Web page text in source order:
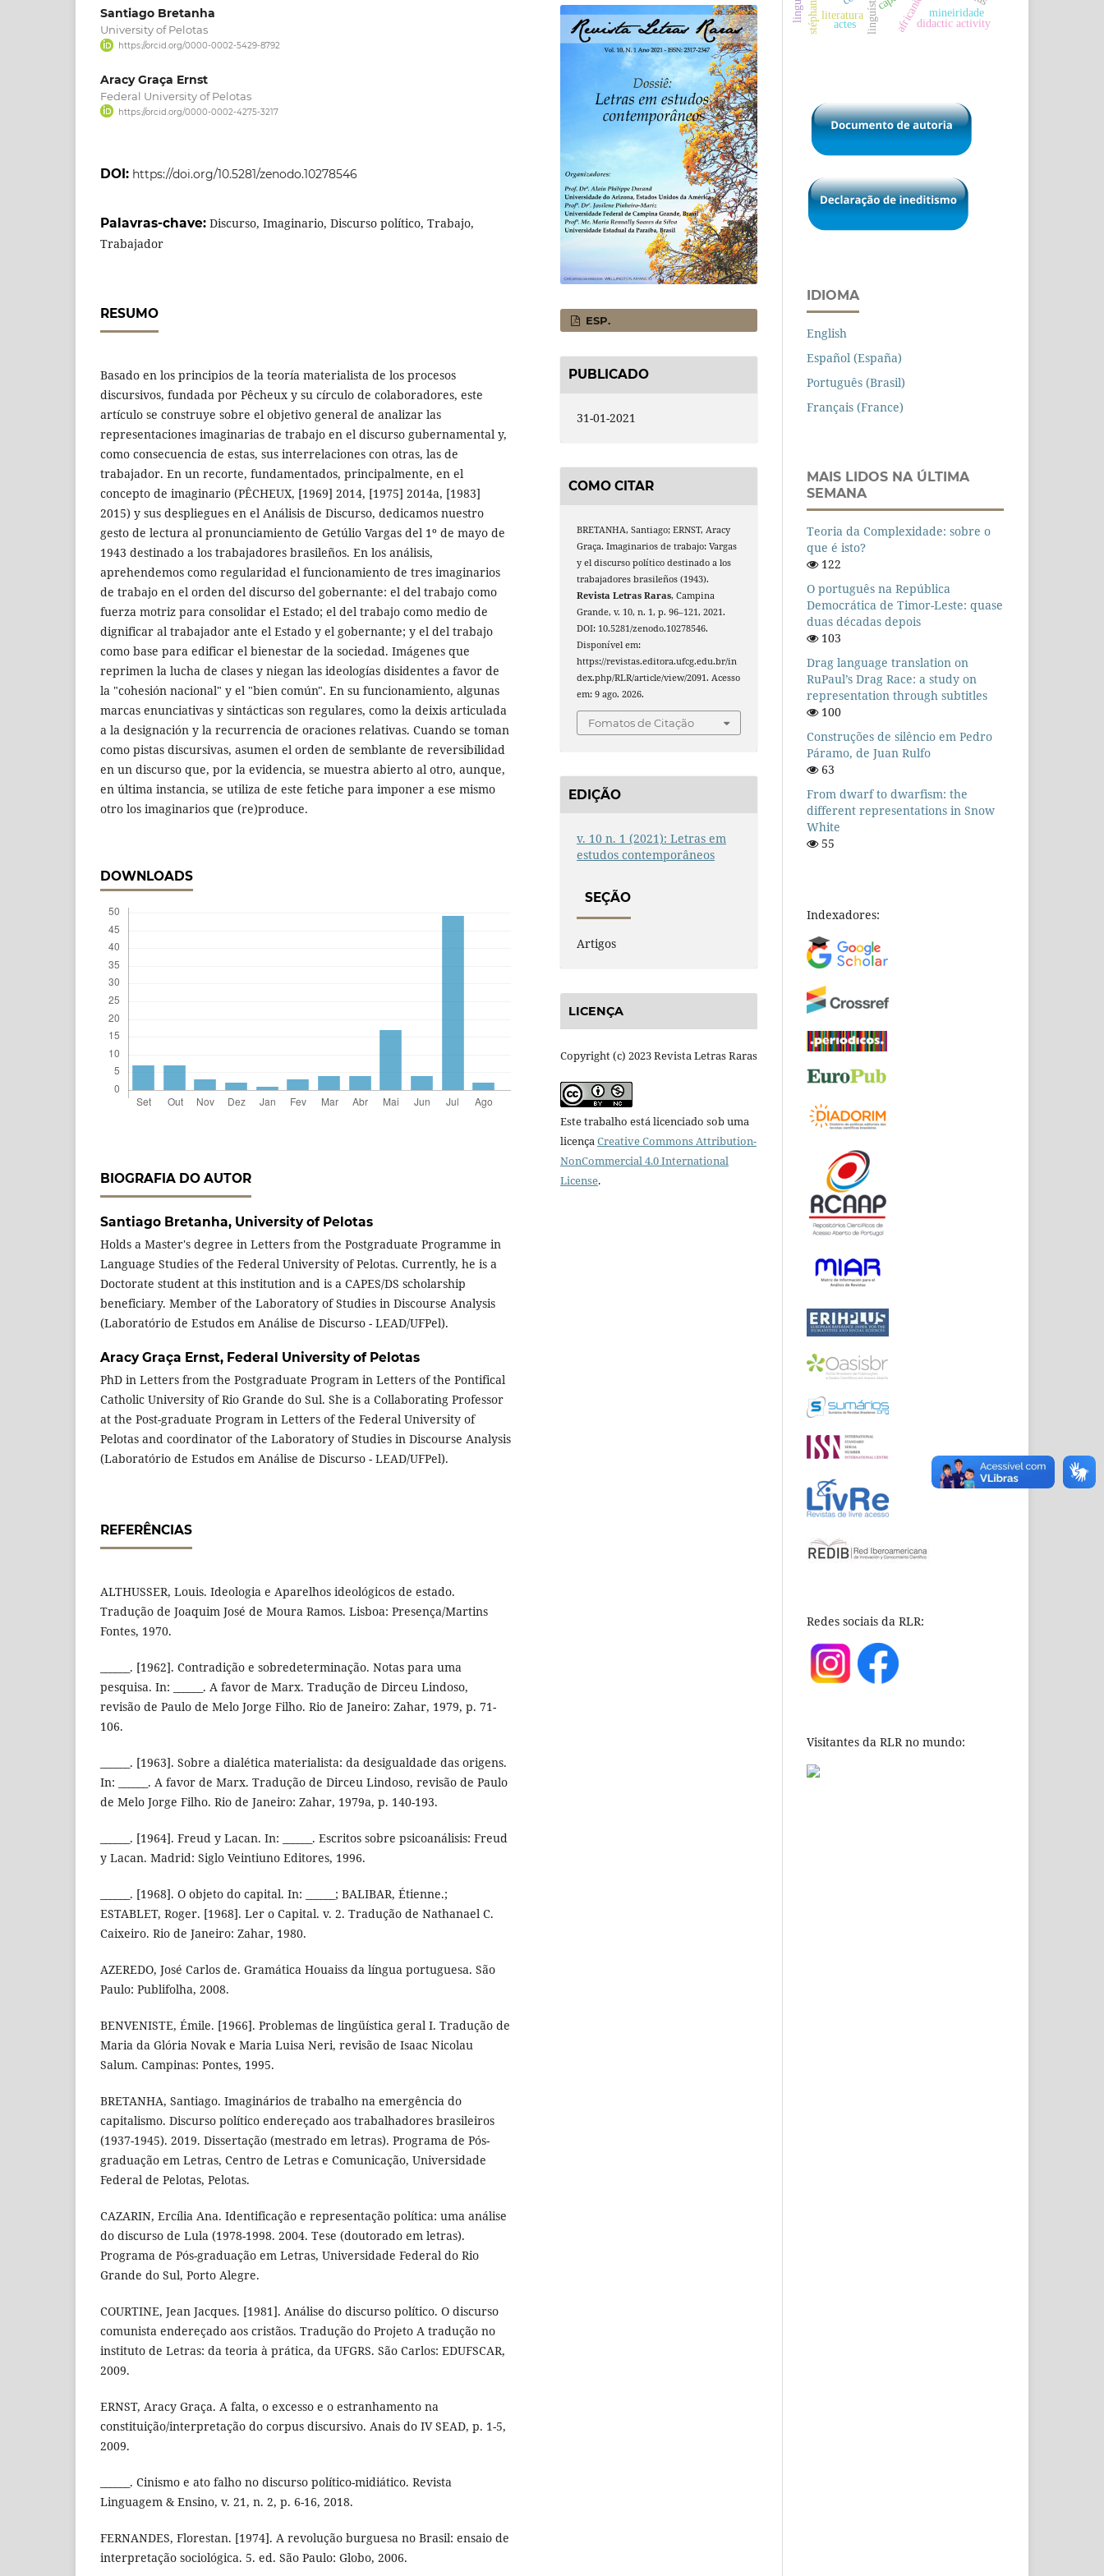
Santiago Bretanha
University of Pelotas
https://orcid.org/0000-0002-5429-8792
Aracy Graça Ernst
Federal University of Pelotas
https://orcid.org/0000-0002-4275-3217
DOI: https://doi.org/10.5281/zenodo.10278546
Palavras-chave: Discurso, Imaginario, Discurso político, Trabajo,
Trabajador
RESUMO
Basado en los principios de la teoría materialista de los procesos
discursivos, fundada por Pêcheux y su círculo de colaboradores, este
artículo se construye sobre el objetivo general de analizar las
representaciones imaginarias de trabajo en el discurso gubernamental y,
como consecuencia de estas, sus interrelaciones con otras, las de
trabajador. En un recorte, fundamentados, principalmente, en el
concepto de imaginario (PÊCHEUX, [1969] 2014, [1975] 2014a, [1983]
2015) y sus despliegues en el Análisis de Discurso, dedicamos nuestro
gesto de lectura al pronunciamiento de Getúlio Vargas del 1º de mayo de
1943 destinado a los trabajadores brasileños. En los análisis,
aprehendemos como regularidad el funcionamiento de tres imaginarios
de trabajo en el orden del discurso del gobernante: el del trabajo como
fuerza motriz para consolidar el Estado; el del trabajo como medio de
dignificar al trabajador ante el Estado y el gobernante; y el del trabajo
como base para edificar el bienestar de la sociedad. Imágenes que
reprimen la lucha de clases y niegan las ideologías disidentes a favor de
la "cohesión nacional" y el "bien común". En su funcionamiento, algunas
marcas enunciativas y sintácticas son regulares, como la deixis articulada
a la designación y la recurrencia de oraciones relativas. Cuando se toman
como pistas discursivas, asumen el orden de semblante de reversibilidad
en un discurso que, por la evidencia, se muestra abierto al otro, aunque,
en última instancia, se utiliza de este fetiche para imponer a ese mismo
otro los imaginarios que (re)produce.
DOWNLOADS
BIOGRAFIA DO AUTOR
Santiago Bretanha, University of Pelotas
Holds a Master's degree in Letters from the Postgraduate Programme in
Language Studies of the Federal University of Pelotas. Currently, he is a
Doctorate student at this institution and is a CAPES/DS scholarship
beneficiary. Member of the Laboratory of Studies in Discourse Analysis
(Laboratório de Estudos em Análise de Discurso - LEAD/UFPel).
Aracy Graça Ernst, Federal University of Pelotas
PhD in Letters from the Postgraduate Program in Letters of the Pontifical
Catholic University of Rio Grande do Sul. She is a Collaborating Professor
at the Post-graduate Program in Letters of the Federal University of
Pelotas and coordinator of the Laboratory of Studies in Discourse Analysis
(Laboratório de Estudos em Análise de Discurso - LEAD/UFPel).
REFERÊNCIAS
ALTHUSSER, Louis. Ideologia e Aparelhos ideológicos de estado.
Tradução de Joaquim José de Moura Ramos. Lisboa: Presença/Martins
Fontes, 1970.
______. [1962]. Contradição e sobredeterminação. Notas para uma
pesquisa. In: ______. A favor de Marx. Tradução de Dirceu Lindoso,
revisão de Paulo de Melo Jorge Filho. Rio de Janeiro: Zahar, 1979, p. 71-
106.
______. [1963]. Sobre a dialética materialista: da desigualdade das origens.
In: ______. A favor de Marx. Tradução de Dirceu Lindoso, revisão de Paulo
de Melo Jorge Filho. Rio de Janeiro: Zahar, 1979a, p. 140-193.
______. [1964]. Freud y Lacan. In: ______. Escritos sobre psicoanálisis: Freud
y Lacan. Madrid: Siglo Veintiuno Editores, 1996.
______. [1968]. O objeto do capital. In: ______; BALIBAR, Étienne.;
ESTABLET, Roger. [1968]. Ler o Capital. v. 2. Tradução de Nathanael C.
Caixeiro. Rio de Janeiro: Zahar, 1980.
AZEREDO, José Carlos de. Gramática Houaiss da língua portuguesa. São
Paulo: Publifolha, 2008.
BENVENISTE, Émile. [1966]. Problemas de lingüística geral I. Tradução de
Maria da Glória Novak e Maria Luisa Neri, revisão de Isaac Nicolau
Salum. Campinas: Pontes, 1995.
BRETANHA, Santiago. Imaginários de trabalho na emergência do
capitalismo. Discurso político endereçado aos trabalhadores brasileiros
(1937-1945). 2019. Dissertação (mestrado em letras). Programa de Pós-
graduação em Letras, Centro de Letras e Comunicação, Universidade
Federal de Pelotas, Pelotas.
CAZARIN, Ercília Ana. Identificação e representação política: uma análise
do discurso de Lula (1978-1998. 2004. Tese (doutorado em letras).
Programa de Pós-graduação em Letras, Universidade Federal do Rio
Grande do Sul, Porto Alegre.
COURTINE, Jean Jacques. [1981]. Análise do discurso político. O discurso
comunista endereçado aos cristãos. Tradução do Projeto A tradução no
instituto de Letras: da teoria à prática, da UFGRS. São Carlos: EDUFSCAR,
2009.
ERNST, Aracy Graça. A falta, o excesso e o estranhamento na
constituição/interpretação do corpus discursivo. Anais do IV SEAD, p. 1-5,
2009.
______. Cinismo e ato falho no discurso político-midiático. Revista
Linguagem & Ensino, v. 21, n. 2, p. 6-16, 2018.
FERNANDES, Florestan. [1974]. A revolução burguesa no Brasil: ensaio de
interpretação sociológica. 5. ed. São Paulo: Globo, 2006.
ESP.
PUBLICADO
31-01-2021
COMO CITAR
BRETANHA, Santiago; ERNST, Aracy
Graça. Imaginarios de trabajo: Vargas
y el discurso político destinado a los
trabajadores brasileños (1943).
Revista Letras Raras, Campina
Grande, v. 10, n. 1, p. 96–121, 2021.
DOI: 10.5281/zenodo.10278546.
Disponível em:
https://revistas.editora.ufcg.edu.br/in
dex.php/RLR/article/view/2091. Acesso
em: 9 ago. 2026.
Fomatos de Citação
EDIÇÃO
v. 10 n. 1 (2021): Letras em
estudos contemporâneos
SEÇÃO
Artigos
LICENÇA
Copyright (c) 2023 Revista Letras Raras
Este trabalho está licenciado sob uma
licençaCreative Commons Attribution-
NonCommercial 4.0 International
License.
didactic activity
literatura mineiridade
actes
IDIOMA
English
Español (España)
Português (Brasil)
Français (France)
MAIS LIDOS NA ÚLTIMA
SEMANA
Teoria da Complexidade: sobre o
que é isto?
122
O português na República
Democrática de Timor-Leste: quase
duas décadas depois
103
Drag language translation on
RuPaul’s Drag Race: a study on
representation through subtitles
100
Construções de silêncio em Pedro
Páramo, de Juan Rulfo
63
From dwarf to dwarfism: the
different representations in Snow
White
55
Indexadores:
Redes sociais da RLR:
Visitantes da RLR no mundo: